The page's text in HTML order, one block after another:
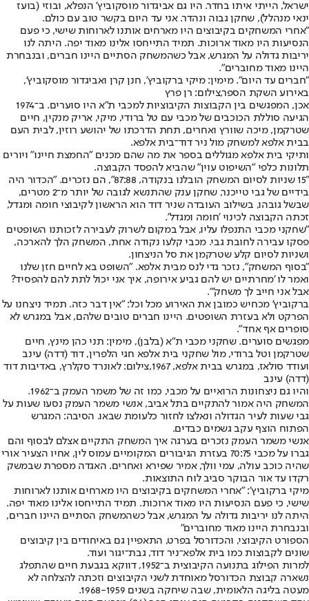
ישראל, הייתי איתו בחדר. היו גם אביגדור מוסקוביץ' הנפלא, ובוזי (בועז
ינאי מנהלל), שחקן גבוה ונהדר. אני עד היום בקשר טוב עם כולם.
"אחרי המשחקים בקיבוצים היו מארחים אותנו לארוחות שישי, כי פעם
הנסיעות היו מאוד ארוכות. תמיד התייחסו אלינו מאוד יפה. היתה לנו
יריבות גדולה על המגרש, אבל כשהמשחק הסתיים היינו חברים, ובנבחרת
היינו מאוד מחוברים".
"חברים עד היום". מימין: מיקי ברקוביץ', חנן קרן ואביגדור מוסקוביץ',
באירוע השקת הספר,צילום: רן פרץ
אכן, המפגשים בין הקבוצות הקיבוציות למכבי ת"א היו סוערים. ב־1974
הגיעה סוללת הכוכבים של מכבי עם טל ברודי, מיקי, אריק מנקין, חיים
שטרקמן, מיכה שוורץ ואחרים, תחת הדרכתו של יהושע רוזין, לבית העם
בבית אלפא למשחק מול ניר דוד־בית אלפא.
ותיקי בית אלפא מגוללים בספר את מה שהם מכנים "החמצת חיינו" ויורים
תלונות כלפי "השיפוט עוין" שהביא להפסד הקבוצה.
"15 שניות לסיום המשחק הובלנו בנקודה, 87:88", הם נזכרים. "הכדור היה
בידיים של גבי טייכנר, שחקן ענק שהתנשא לגובה של יותר מ־2 מטרים,
שבשל גובהו, בשילוב העובדה שניר דוד הוא הראשון לקיבוצי חומה ומגדל,
זכתה הקבוצה לכינוי 'חומה ומגדל'.
"שחקני מכבי התנפלו עליו, אבל במקום לשרוק לעבירה לזכותנו השופטים
פסקו עבירה לחובת גבי. מכבי קלעו נקודה אחת, המשחק הלך להארכה,
ושניות לסיום קלע שטרקמן את סל הניצחון.
"בסוף המשחק", נזכר גדי לנס מבית אלפא. "השופט בא לחיים חזן שלנו
ואמר לו 'מחרתיים יש להם גביע אירופה, איך אני יכול לתת להם להפסיד?
אבל אני חייב לך משחק'".
ברקוביץ' מכחיש כמובן את האירוע מכל וכל: "אין דבר כזה. תמיד ניצחנו על
הפרקט ולא בעזרת השופטים. היינו חברים טובים שלהם, אבל במגרש לא
סופרים אף אחד".
מפגשים סוערים. שחקני מכבי ת"א (בלבן), מימין: תני כהן מינץ, חיים
שטרקמן וטל ברודי, מול שחקני בית אלפא חגי הלפרין, דוד (דדה) עינב
ועודד סולאז, במגרש בבית אלפא, 1967,צילום: לאונרד סקלרץ, באדיבות דוד
(דדה) עינב
והיו גם ניצחונות הרואיים על מכבי, כמו זה של משמר העמק ב־1962.
המשחק היה אמור להתקיים בתל אביב, אנשי משמר העמק נסעו שעות על
גבי שעות לעיר הגדולה ונאלצו לחזור כלעומת שבאו. הסיבה: המגרש
הפתוח הוצף עקב גשמים כבדים.
אנשי משמר העמק נזכרים בערגה איך המשחק התקיים אצלם לבסוף והם
גברו על מכבי 70:75 בעזרת הגיבורים המקומיים עמוס לין, אחיו הצעיר אורי
שהיה כוכב עולה, עמי וולך, אמיר שפירא ואחרים. האגדה מספרת שבמשק
רקדו עד אור הבוקר סביב לוח התוצאות.
מיקי ברקוביץ': "אחרי המשחקים בקיבוצים היו מארחים אותנו לארוחות
שישי, כי פעם הנסיעות היו מאוד ארוכות. תמיד התייחסו אלינו מאוד יפה.
היתה לנו יריבות גדולה על המגרש, אבל כשהמשחק הסתיים היינו חברים,
ובנבחרת היינו מאוד מחוברים"
הספורט הקיבוצי, והכדורסל בפרט, התאפיין גם באיחודים בין קיבוצים
שונים לקבוצות כמו בית אלפא־ניר דוד, גבת־יגור ועוד.
למרות הפילוג בתנועה הקיבוצית ב־1952, דווקא בגבעת חיים שהתפלג
נשארה קבוצת הכדורסל מאוחדת לשני הקיבוצים וזכתה להצלחה לא
מעטה בליגה הלאומית, שבה שיחקה בשנים 1968-1959.